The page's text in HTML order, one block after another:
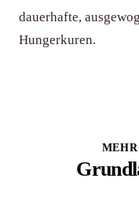
dauerhafte,
Hungerkuren.